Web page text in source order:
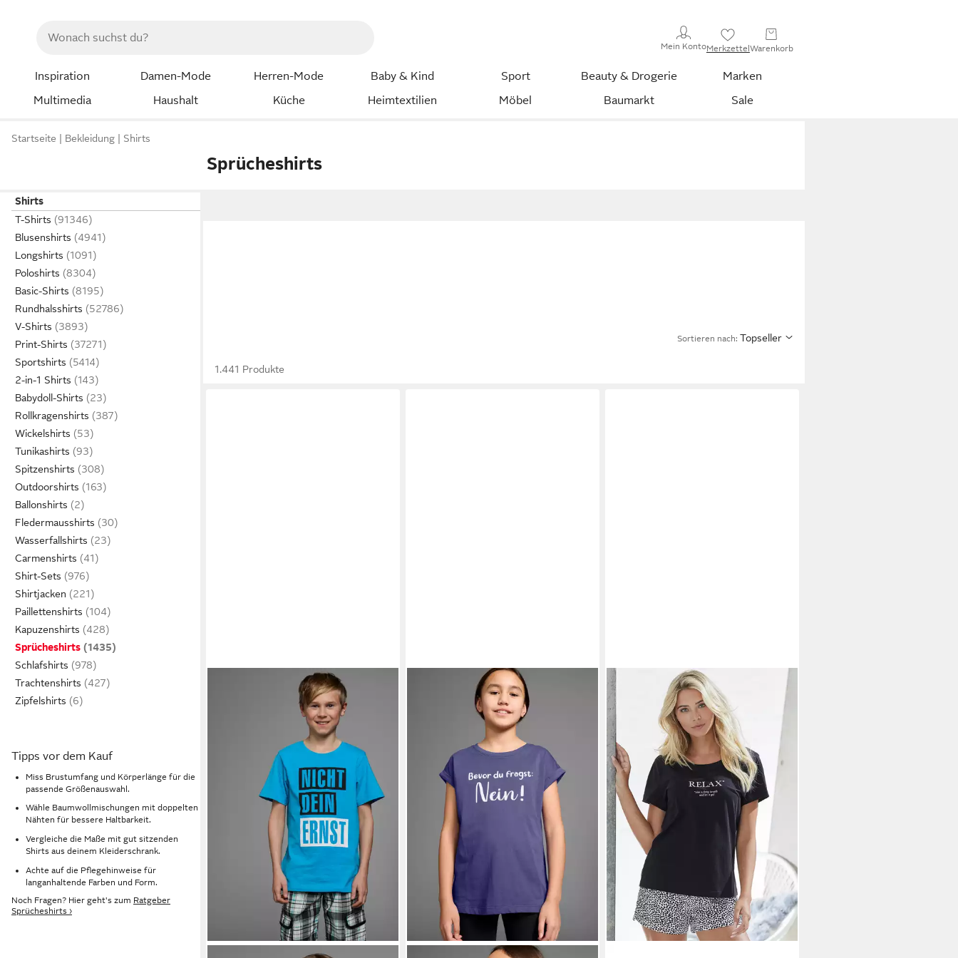
Mein KontoMerkzettelWarenkorb
Inspiration Damen-Mode Herren-Mode Baby & Kind Sport Beauty & Drogerie
Marken
Multimedia
Haushalt Küche Heimtextilien Möbel Baumarkt Sale
Startseite Bekleidung Shirts
Sprücheshirts
Shirts
T-Shirts
Blusenshirts
Longshirts
Poloshirts
Basic-Shirts
Rundhalsshirts
V-Shirts
Print-Shirts
Sportshirts
2-in-1 Shirts
Babydoll-Shirts
Rollkragenshirts
Wickelshirts
Tunikashirts
Spitzenshirts
Outdoorshirts
Ballonshirts
Fledermausshirts
Wasserfallshirts
Carmenshirts
Shirt-Sets
Shirtjacken
Paillettenshirts
Kapuzenshirts
Sprücheshirts
Schlafshirts
Trachtenshirts
Zipfelshirts
Tipps vor dem Kauf
Miss Brustumfang und Körperlänge für die
passende Größenauswahl.
Wähle Baumwollmischungen mit doppelten
Nähten für bessere Haltbarkeit.
Vergleiche die Maße mit gut sitzenden
Shirts aus deinem Kleiderschrank.
Achte auf die Pflegehinweise für
langanhaltende Farben und Form.
Noch Fragen? Hier geht's zum Ratgeber
Sprücheshirts ›
Sortieren nach: Topseller
1.441 Produkte